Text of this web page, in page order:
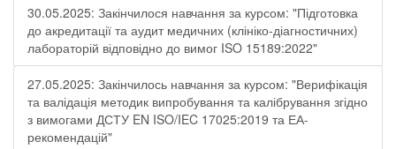
30.05.2025: Закінчилося навчання за курсом: "Підготовка
до акредитації та аудит медичних (клініко-діагностичних)
лабораторій відповідно до вимог ISO 15189:2022"
27.05.2025: Закінчилось навчання за курсом: "Верифікація
та валідація методик випробування та калібрування згідно
з вимогами ДСТУ EN ISO/IEC 17025:2019 та ЕА-
рекомендацій"